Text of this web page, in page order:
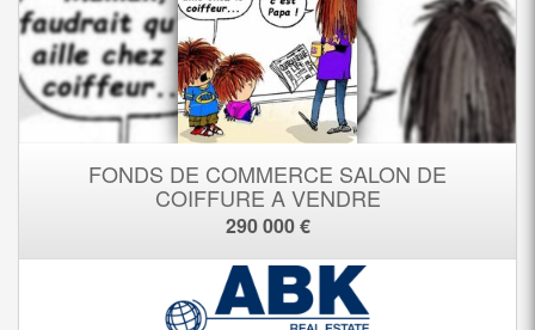
FONDS DE COMMERCE SALON DE
COIFFURE A VENDRE
290 000 €